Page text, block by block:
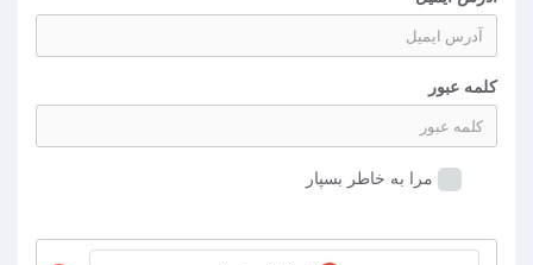
کلمه عبور
مرا به خاطر بسپار